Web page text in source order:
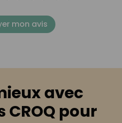
mon avis
avec
CROQ pour